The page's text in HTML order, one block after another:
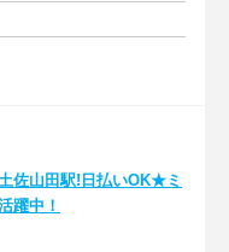
佐山田駅!日払いOK★ミ
躍中！